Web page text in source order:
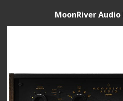
MoonRiver Audio